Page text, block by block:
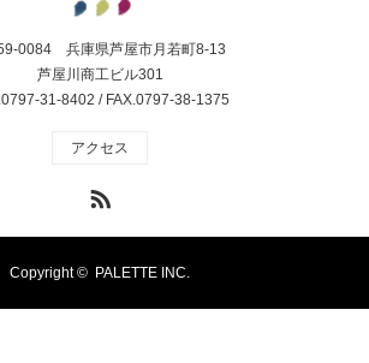
0084 兵庫県芦屋市月若町8-13
芦屋川商工ビル301
31-8402 / FAX.0797-38-1375
アクセス
Copyright © PALETTE INC.